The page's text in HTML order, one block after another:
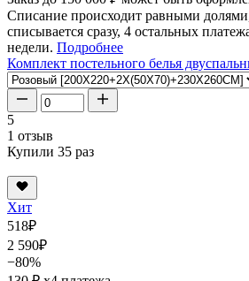
Списание происходит равными
списывается сразу, 4 остальных
недели. Подробнее
Комплект постельного белья
5
1 отзыв
Купили 35 раз
Хит
518₽
2 590₽
−80%